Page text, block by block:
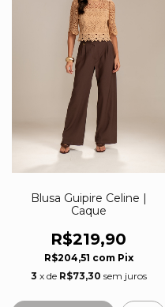
Blusa Guipire Celine |
Caque
R$219,90
R$204,51 com Pix
3 x de R$73,30 sem juros